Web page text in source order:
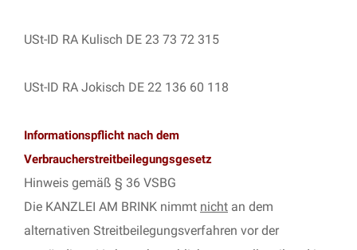
USt-ID RA Kulisch DE 23 73 72 315
USt-ID RA Jokisch DE 22 136 60 118
Informationspflicht nach dem
Verbraucherstreitbeilegungsgesetz
Hinweis gemäß § 36 VSBG
Die KANZLEI AM BRINK nimmt nicht an dem
alternativen Streitbeilegungsverfahren vor der